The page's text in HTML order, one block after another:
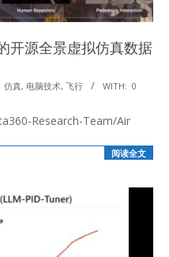
开源全景虚拟仿真数据
仿真, 电脑技术, 飞行 WITH: 0
Research-Team/Air
阅读全文